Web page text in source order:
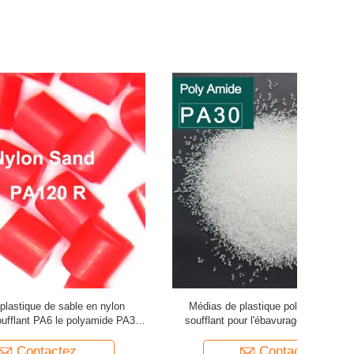
nylon
PA30
Médias de plastique polyamidique PA30
soufflant pour l'ébavurage en plastique de